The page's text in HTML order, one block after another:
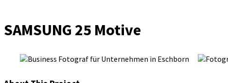
SAMSUNG 25 Motive